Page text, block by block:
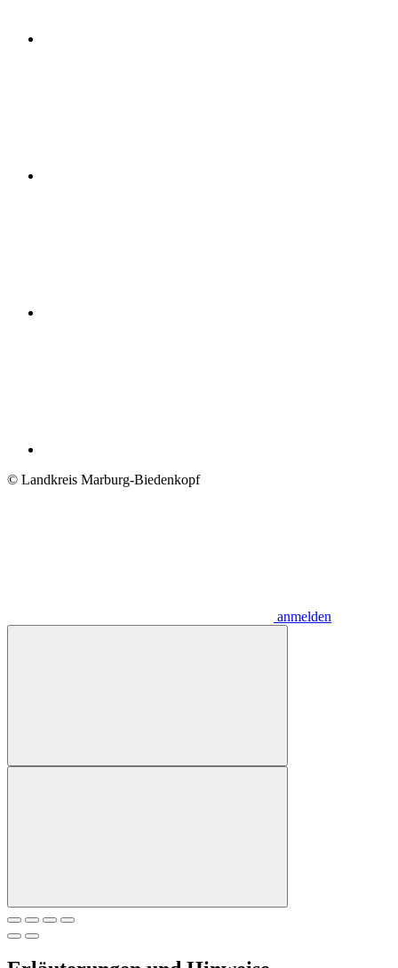
© Landkreis Marburg-Biedenkopf
anmelden